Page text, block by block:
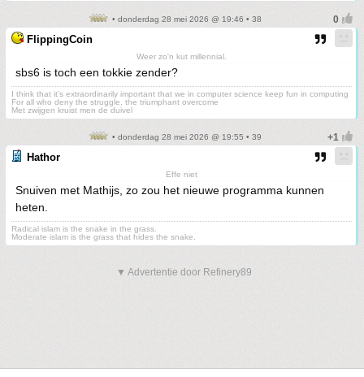
• donderdag 28 mei 2026 @ 19:46 • 38
FlippingCoin
Weer zo'n kut millennial.
sbs6 is toch een tokkie zender?
I think that it’s extraordinarily important that we in computer science keep fun in computing
For all who deny the struggle, the triumphant overcome
Met zwijgen kruist men de duivel
• donderdag 28 mei 2026 @ 19:55 • 39
Hathor
Effe niet
Snuiven met Mathijs, zo zou het nieuwe programma kunnen
heten.
Radical islam is the snake in the grass.
Moderate islam is the grass that hides the snake.
▼ Advertentie door Refinery89